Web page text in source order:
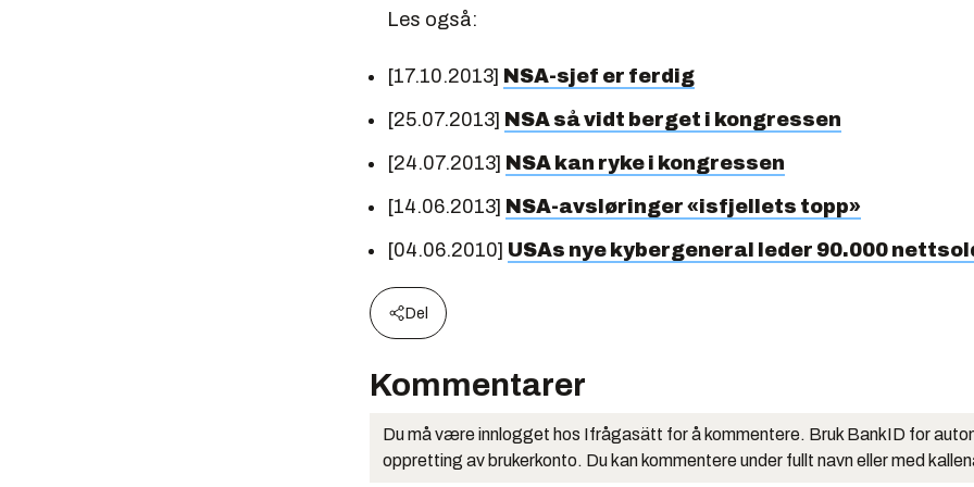
Les også:
[17.10.2013] NSA-sjef er ferdig
[25.07.2013] NSA så vidt berget i kongressen
[24.07.2013] NSA kan ryke i kongressen
[14.06.2013] NSA-avsløringer «isfjellets topp»
[04.06.2010] USAs nye kybergeneral leder 90.000
Del
Kommentarer
Du må være innlogget hos Ifrågasätt for å kommentere. Bruk BankID for
oppretting av brukerkonto. Du kan kommentere under fullt navn eller med